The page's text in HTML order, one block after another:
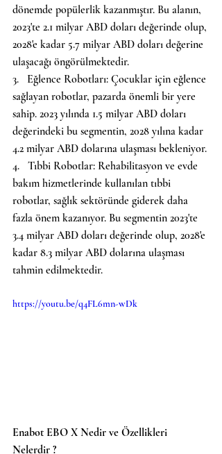
dönemde popülerlik kazanmıştır. Bu alanın,
2023'te 2.1 milyar ABD doları değerinde olup,
2028'e kadar 5.7 milyar ABD doları değerine
ulaşacağı öngörülmektedir.
3.   Eğlence Robotları: Çocuklar için eğlence
sağlayan robotlar, pazarda önemli bir yere
sahip. 2023 yılında 1.5 milyar ABD doları
değerindeki bu segmentin, 2028 yılına kadar
4.2 milyar ABD dolarına ulaşması bekleniyor.
4.   Tıbbi Robotlar: Rehabilitasyon ve evde
bakım hizmetlerinde kullanılan tıbbi
robotlar, sağlık sektöründe giderek daha
fazla önem kazanıyor. Bu segmentin 2023'te
3.4 milyar ABD doları değerinde olup, 2028'e
kadar 8.3 milyar ABD dolarına ulaşması
tahmin edilmektedir.
https://youtu.be/q4FL6mn-wDk
Enabot EBO X Nedir ve Özellikleri
Nelerdir ?